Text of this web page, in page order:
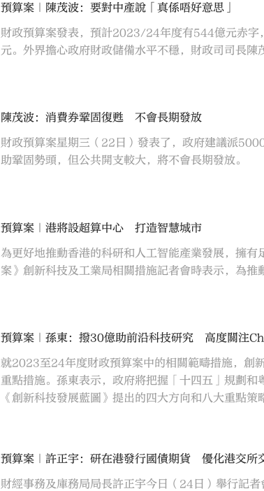
預算案｜陳茂波：要對中產說「真係唔好意思」
財政預算案發表，預計2023/24年度有544億元赤
元。外界擔心政府財政儲備水平不穩，財政司司長陳
陳茂波：消費券鞏固復甦 不會長期發放
財政預算案星期三（22日）發表了，政府建議派
助鞏固勢頭，但公共開支較大，將不會長期發放。
預算案｜港將設超算中心 打造智慧城市
為更好地推動香港的科研和人工智能產業發展，擁
案》創新科技及工業局相關措施記者會時表示，為推
預算案｜孫東：撥30億助前沿科技研究 高度關注
就2023至24年度財政預算案中的相關範疇措施，創
重點措施。孫東表示，政府將把握「十四五」規劃
《創新科技發展藍圖》提出的四大方向和八大重點策
預算案｜許正宇：研在港發行國債期貨 優化港交所
財經事務及庫務局局長許正宇今日（24日）舉行記